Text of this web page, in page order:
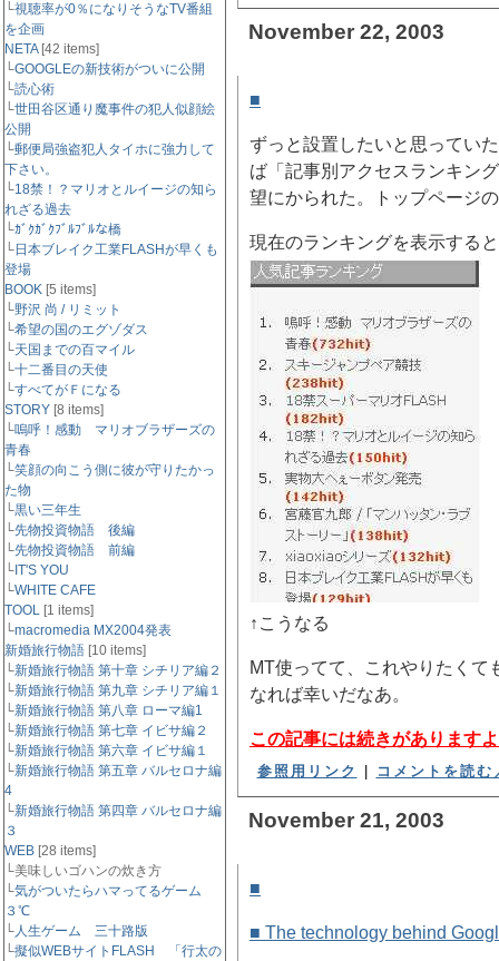
└視聴率が0％になりそうなTV番組
を企画
NETA[42 items]
└GOOGLEの新技術がついに公開
└読心術
└世田谷区通り魔事件の犯人似顔絵
公開
└郵便局強盗犯人タイホに強力して
下さい。
└18禁！？マリオとルイージの知ら
れざる過去
└ｶﾞｸｶﾞｸﾌﾞﾙﾌﾞﾙな橋
└日本ブレイク工業FLASHが早くも
登場
BOOK [5 items]
└野沢 尚 / リミット
└希望の国のエグゾダス
└天国までの百マイル
└十二番目の天使
└すべてがＦになる
STORY [8 items]
└嗚呼！感動 マリオブラザーズの
青春
└笑顔の向こう側に彼が守りたかっ
た物
└黒い三年生
└先物投資物語 後編
└先物投資物語 前編
└ IT'S YOU
└WHITE CAFE
TOOL [1 items]
└macromedia MX2004発表
新婚旅行物語 [10 items]
└新婚旅行物語 第十章 シチリア編２
└新婚旅行物語 第九章 シチリア編１
└新婚旅行物語 第八章 ローマ編1
└新婚旅行物語 第七章 イビサ編２
└新婚旅行物語 第六章 イビサ編１
└新婚旅行物語 第五章 バルセロナ編
4
└新婚旅行物語 第四章 バルセロナ編
３
WEB [28 items]
└美味しいゴハンの炊き方
└気がついたらハマってるゲーム
３℃
└人生ゲーム 三十路版
└擬似WEBサイトFLASH 「行太の
November 22, 2003
■
ずっと設置したいと思ってい
ば「記事別アクセスランキング
望にかられた。トップページ
現在のランキングを表示すると
↑こうなる
MT使ってて、これやりたくて
なれば幸いだなあ。
この記事には続きがあります
参照用リンク コメントを読
November 21, 2003
■
■ The technology behind